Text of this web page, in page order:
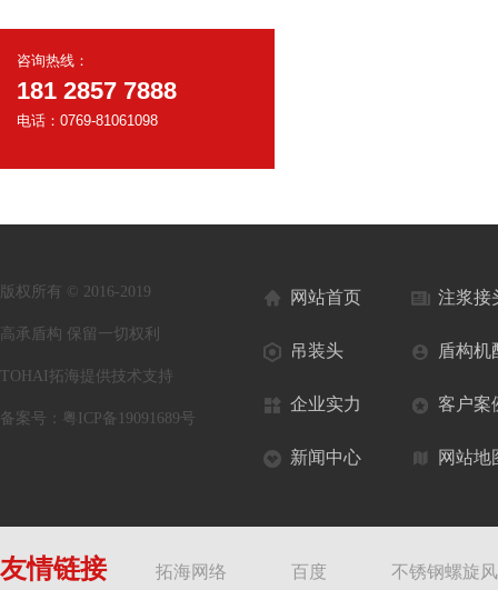
咨询热线：
181 2857 7888
电话：0769-81061098
版权所有 © 2016-2019
高承盾构 保留一切权利
TOHAI拓海提供技术支持
备案号： 粤ICP备19091689号
网站首页 注浆接
吊装头 盾构机
企业实力 客户案
新闻中心 网站地
友情链接 拓海网络 百度 不锈钢螺旋